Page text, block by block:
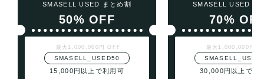
SMASELL USED まとめ割
50% OFF
最大1,000,000円 OFF
SMASELL_USED50
15,000円以上で利用可
SMASELL USED ま
70%
最大1,000,000円
30,000円以上で利